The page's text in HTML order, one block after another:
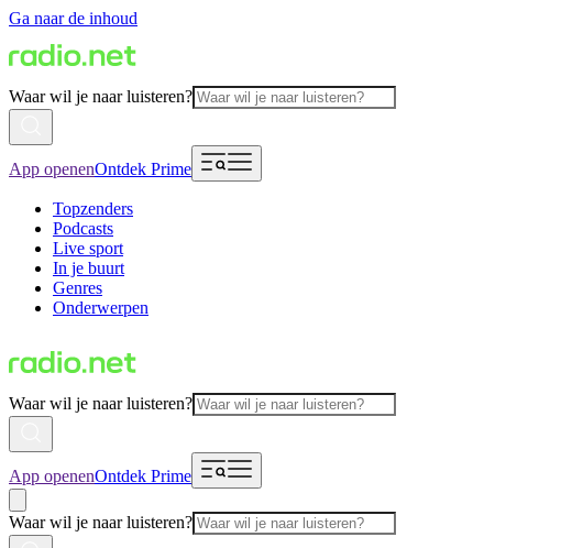
Ga naar de inhoud
Waar wil je naar luisteren?
App openenOntdek Prime
Topzenders
Podcasts
Live sport
In je buurt
Genres
Onderwerpen
Waar wil je naar luisteren?
App openenOntdek Prime
Waar wil je naar luisteren?